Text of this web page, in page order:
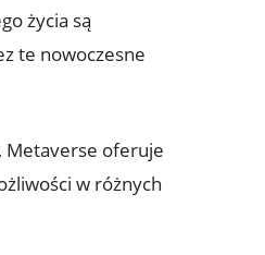
życia są
te nowoczesne
Metaverse oferuje
w różnych